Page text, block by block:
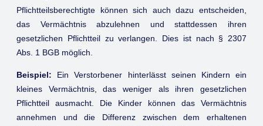
Pflichtteilsberechtigte können sich auch dazu entscheiden,
das Vermächtnis abzulehnen und stattdessen ihren
gesetzlichen Pflichtteil zu verlangen. Dies ist nach § 2307
Abs. 1 BGB möglich.
Beispiel: Ein Verstorbener hinterlässt seinen Kindern ein
kleines Vermächtnis, das weniger als ihren gesetzlichen
Pflichtteil ausmacht. Die Kinder können das Vermächtnis
annehmen und die Differenz zwischen dem erhaltenen